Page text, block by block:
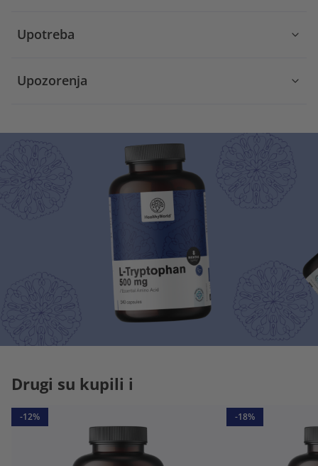
Upotreba
Upozorenja
Drugi su kupili i
-12% -18%